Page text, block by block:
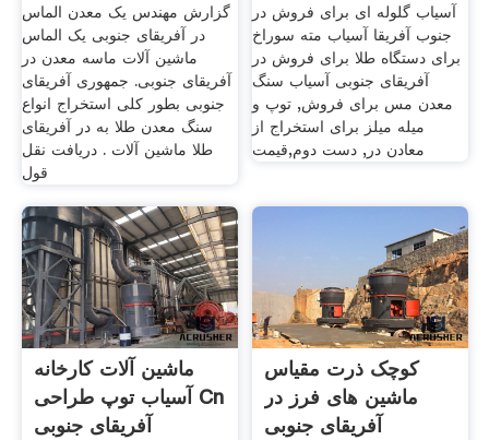
گزارش مهندس یک معدن الماس
در آفریقای جنوبی یک الماس
ماشین آلات ماسه معدن در
آفریقای جنوبی. جمهوری آفریقای
جنوبی بطور کلی استخراج انواع
سنگ معدن طلا به در آفریقای
طلا ماشین آلات . دریافت نقل
قول
آسیاب گلوله ای برای فروش در
جنوب آفریقا آسیاب مته سوراخ
برای دستگاه طلا برای فروش در
آفریقای جنوبی آسیاب سنگ
معدن مس برای فروش, توپ و
میله میلز برای استخراج از
معادن در, دست دوم,قیمت
ماشین آلات کارخانه
آسیاب توپ طراحی Cn
آفریقای جنوبی
کوچک ذرت مقیاس
ماشین های فرز در
آفریقای جنوبی